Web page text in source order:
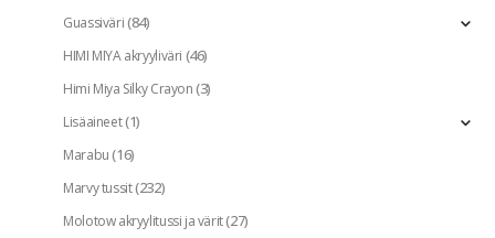
Guassiväri(84)
HIMI MIYA akryyliväri (46)
Himi Miya Silky Crayon(3)
Lisäaineet(1)
Marabu (16)
Marvy tussit(232)
Molotow akryylitussi ja värit(27)